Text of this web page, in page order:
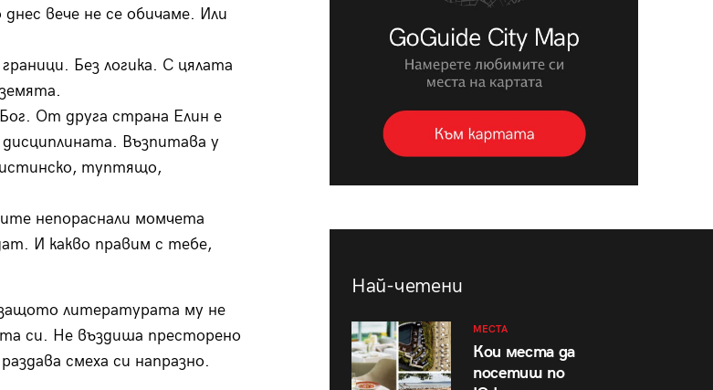
вече не се обичаме. Или
Без логика. С цялата
От друга страна Елин е
Възпитава у
истинско, туптящо,
непораснали момчета
И какво правим с тебе,
литературата му не
си. Не въздиша престорено
смеха си напразно.
Най-четени
МЕСТА
Кои места да
посетиш по